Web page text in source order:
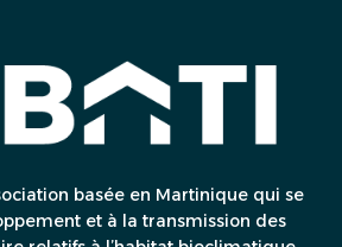
basée en Martinique qui se
et à la transmission des